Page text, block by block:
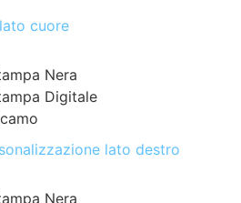
cuore
Nera
Digitale
lato destro
Nera